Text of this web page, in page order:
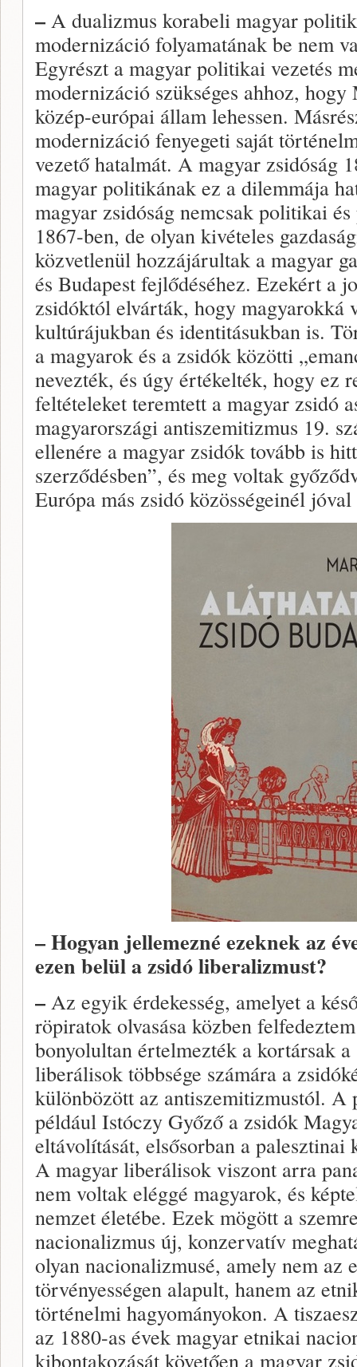
– A dualizmus korabeli magyar
modernizáció folyamatának be nem
Egyrészt a magyar politikai vezetés
modernizáció szükséges ahhoz,
közép-európai állam lehessen.
modernizáció fenyegeti saját
vezető hatalmát. A magyar zsidóság
magyar politikának ez a dilemmája
magyar zsidóság nemcsak politikai
1867-ben, de olyan kivételes
közvetlenül hozzájárultak a magyar
és Budapest fejlődéséhez. Ezekért a
zsidóktól elvárták, hogy magyarokká
kultúrájukban és identitásukban is.
a magyarok és a zsidók közötti
nevezték, és úgy értékelték, hogy ez
feltételeket teremtett a magyar zsidó
magyarországi antiszemitizmus 19.
ellenére a magyar zsidók tovább is
szerződésben”, és meg voltak
Európa más zsidó közösségeinél
– Hogyan jellemezné ezeknek az
ezen belül a zsidó liberalizmust?
– Az egyik érdekesség, amelyet a
röpiratok olvasása közben
bonyolultan értelmezték a kortársak
liberálisok többsége számára a
különbözött az antiszemitizmustól.
például Istóczy Győző a zsidók
eltávolítását, elsősorban a palesztinai
A magyar liberálisok viszont arra
nem voltak eléggé magyarok, és
nemzet életébe. Ezek mögött a
nacionalizmus új, konzervatív
olyan nacionalizmusé, amely nem az
törvényességen alapult, hanem az
történelmi hagyományokon. A
az 1880-as évek magyar etnikai
kibontakozását követően a magyar